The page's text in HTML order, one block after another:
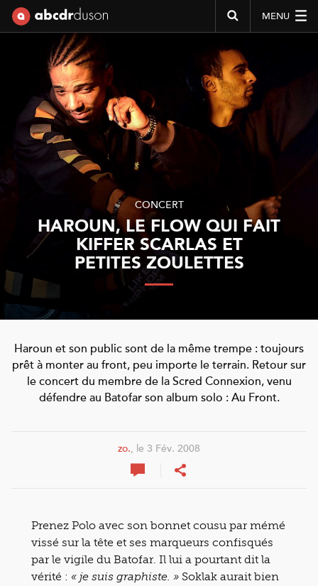
MENU
CONCERT
HAROUN, LE FLOW QUI FAIT
KIFFER SCARLAS ET
PETITES ZOULETTES
Haroun et son public sont de la même trempe : toujours
prêt à monter au front, peu importe le terrain. Retour sur
le concert du membre de la Scred Connexion, venu
défendre au Batofar son album solo : Au Front.
zo., le 3 Fév. 2008
Prenez Polo avec son bonnet cousu par mémé
vissé sur la tête et ses marqueurs confisqués
par le vigile du Batofar. Il lui a pourtant dit la
vérité : « je suis graphiste. » Soklak aurait bien